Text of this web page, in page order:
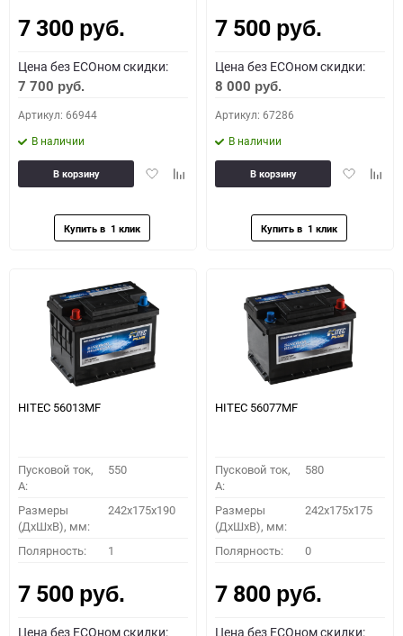
7 300 руб.
Цена без ECOном скидки:
7 700 руб.
Артикул: 66944
В наличии
ДобавитьДобавить
В корзину
7 500 руб.
Цена без ECOном скидки:
8 000 руб.
Артикул: 67286
В наличии
Добавить
В корзину
HITEC 56013MF
Пусковой ток,
A:
550
Размеры
(ДхШхВ), мм:
242x175x190
Полярность: 1
7 500 руб.
Цена без ECOном скидки:
HITEC 56077MF
Пусковой ток,
A:
580
Размеры
(ДхШхВ), мм:
242x175x175
Полярность: 0
7 800 руб.
Цена без ECOном скидки: